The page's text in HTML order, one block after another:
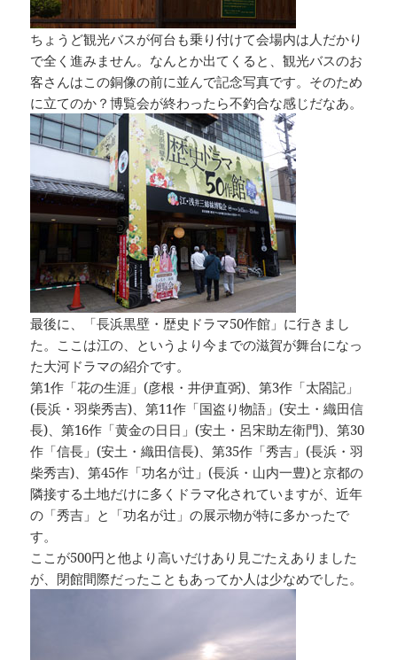
ちょうど観光バスが何台も乗り付けて会場内は人だかり
で全く進みません。なんとか出てくると、観光バスのお
客さんはこの銅像の前に並んで記念写真です。そのため
に立てのか？博覧会が終わったら不釣合な感じだなあ。
最後に、「長浜黒壁・歴史ドラマ50作館」に行きまし
た。ここは江の、というより今までの滋賀が舞台になっ
た大河ドラマの紹介です。
第1作「花の生涯」(彦根・井伊直弼)、第3作「太閤記」
(長浜・羽柴秀吉)、第11作「国盗り物語」(安土・織田信
長)、第16作「黄金の日日」(安土・呂宋助左衛門)、第30
作「信長」(安土・織田信長)、第35作「秀吉」(長浜・羽
柴秀吉)、第45作「功名が辻」(長浜・山内一豊)と京都の
隣接する土地だけに多くドラマ化されていますが、近年
の「秀吉」と「功名が辻」の展示物が特に多かったで
す。
ここが500円と他より高いだけあり見ごたえありました
が、閉館間際だったこともあってか人は少なめでした。